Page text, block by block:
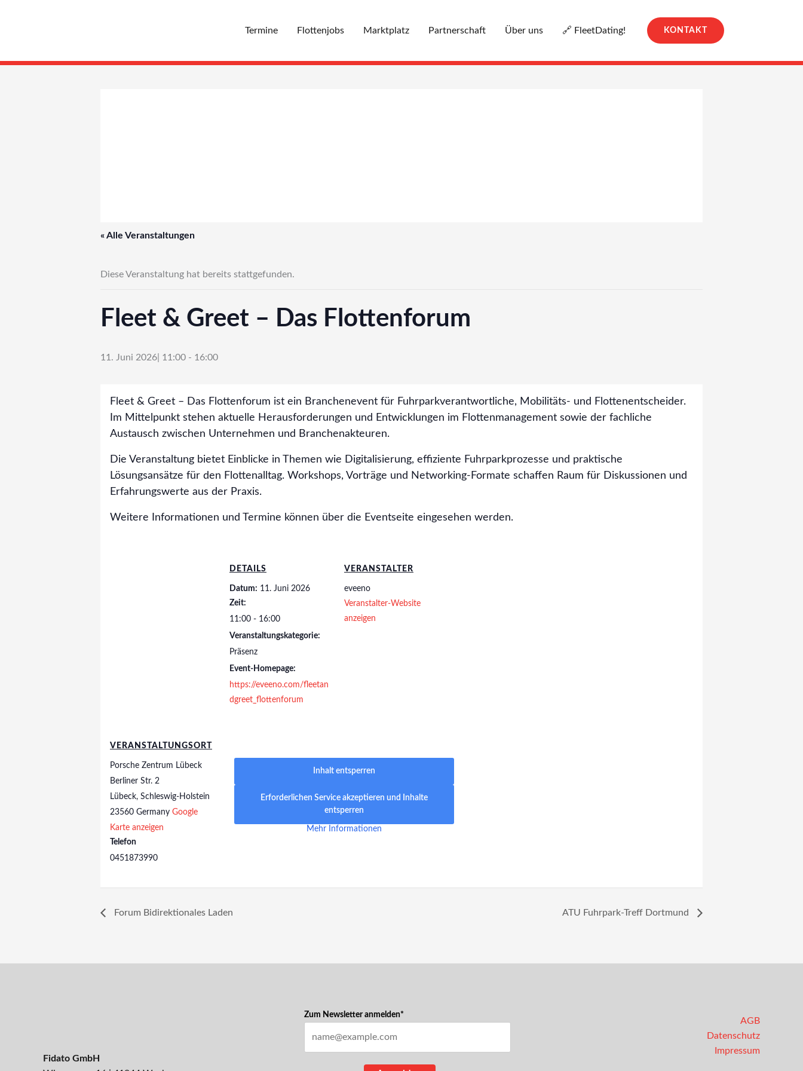
Termine Flottenjobs Marktplatz Partnerschaft Über uns 🔗 FleetDating! KONTAKT
« Alle Veranstaltungen
Diese Veranstaltung hat bereits stattgefunden.
Fleet & Greet – Das Flottenforum
11. Juni 2026| 11:00 - 16:00
Fleet & Greet – Das Flottenforum ist ein Branchenevent für Fuhrparkverantwortliche, Mobilitäts- und Flottenentscheider.
Im Mittelpunkt stehen aktuelle Herausforderungen und Entwicklungen im Flottenmanagement sowie der fachliche
Austausch zwischen Unternehmen und Branchenakteuren.
Die Veranstaltung bietet Einblicke in Themen wie Digitalisierung, effiziente Fuhrparkprozesse und praktische
Lösungsansätze für den Flottenalltag. Workshops, Vorträge und Networking-Formate schaffen Raum für Diskussionen und
Erfahrungswerte aus der Praxis.
Weitere Informationen und Termine können über die Eventseite eingesehen werden.
DETAILS
Datum: 11. Juni 2026
Zeit:
11:00 - 16:00
Veranstaltungskategorie:
Präsenz
Event-Homepage:
https://eveeno.com/fleetan
dgreet_flottenforum
VERANSTALTER
eveeno
Veranstalter-Website
anzeigen
VERANSTALTUNGSORT
Porsche Zentrum Lübeck
Berliner Str. 2
Lübeck, Schleswig-Holstein
23560 Germany Google
Karte anzeigen
Telefon
0451873990
Inhalt entsperren
Erforderlichen Service akzeptieren und Inhalte
entsperren
Mehr Informationen
Forum Bidirektionales Laden ATU Fuhrpark-Treff Dortmund
Fidato GmbH
Zum Newsletter anmelden*
AGB
Datenschutz
Impressum